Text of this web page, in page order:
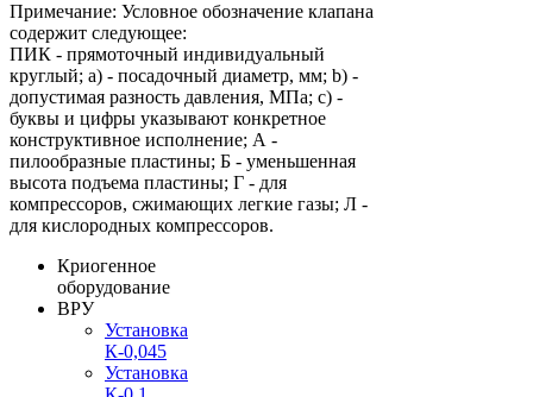
Примечание: Условное обозначение клапана
содержит следующее:
ПИК - прямоточный индивидуальный
круглый; a) - посадочный диаметр, мм; b) -
допустимая разность давления, МПа; c) -
буквы и цифры указывают конкретное
конструктивное исполнение; А -
пилообразные пластины; Б - уменьшенная
высота подъема пластины; Г - для
компрессоров, сжимающих легкие газы; Л -
для кислородных компрессоров.
Криогенное
оборудование
ВРУ
Установка
К-0,045
Установка